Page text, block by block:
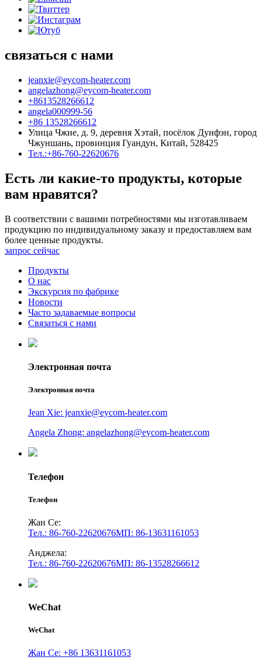
связаться с нами
jeanxie@eycom-heater.com
angelazhong@eycom-heater.com
+8613528266612
angela000999-56
+86 13528266612
Улица Чжие, д. 9, деревня Хэтай, посёлок Дунфэн, город
Чжуншань, провинция Гуандун, Китай, 528425
Тел.:+86-760-22620676
Есть ли какие-то продукты, которые
вам нравятся?
В соответствии с вашими потребностями мы изготавливаем
продукцию по индивидуальному заказу и предоставляем вам
более ценные продукты.
запрос сейчас
Продукты
О нас
Экскурсия по фабрике
Новости
Часто задаваемые вопросы
Связаться с нами
Электронная почта
Электронная почта
Jean Xie: jeanxie@eycom-heater.com
Angela Zhong: angelazhong@eycom-heater.com
Телефон
Телефон
Жан Се:
Тел.: 86-760-22620676МП: 86-13631161053
Анджела:
Тел.: 86-760-22620676МП: 86-13528266612
WeChat
WeChat
Жан Се: +86 13631161053